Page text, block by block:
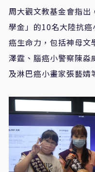
周大觀文教基金會指出
學金」的10名大陸抗
癌生命力，包括神母文
澤霆、腦癌小警察陳淼
及淋巴癌小畫家張藝婧